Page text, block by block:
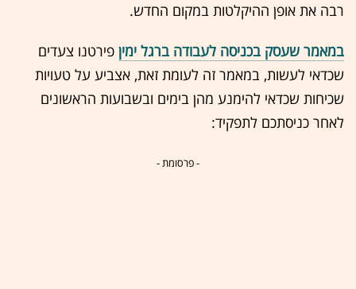
רבה את אופן ההיקלטות במקום החדש.
במאמר שעסק בכניסה לעבודה ברגל ימין פירטנו צעדים
שכדאי לעשות, במאמר זה לעומת זאת, אצביע על טעויות
שכיחות שכדאי להימנע מהן בימים ובשבועות הראשונים
לאחר כניסתכם לתפקיד:
- פרסומת -